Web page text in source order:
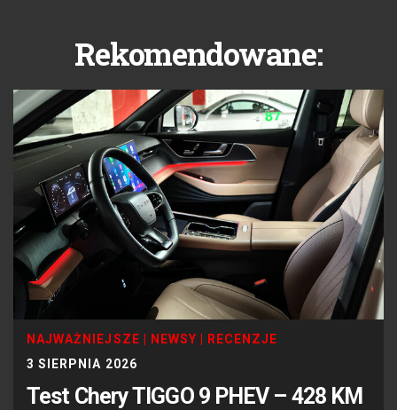
Rekomendowane:
NAJWAŻNIEJSZE NEWSY
RECENZJE
3 SIERPNIA 2026
Test Chery TIGGO 9 PHEV – 428 KM